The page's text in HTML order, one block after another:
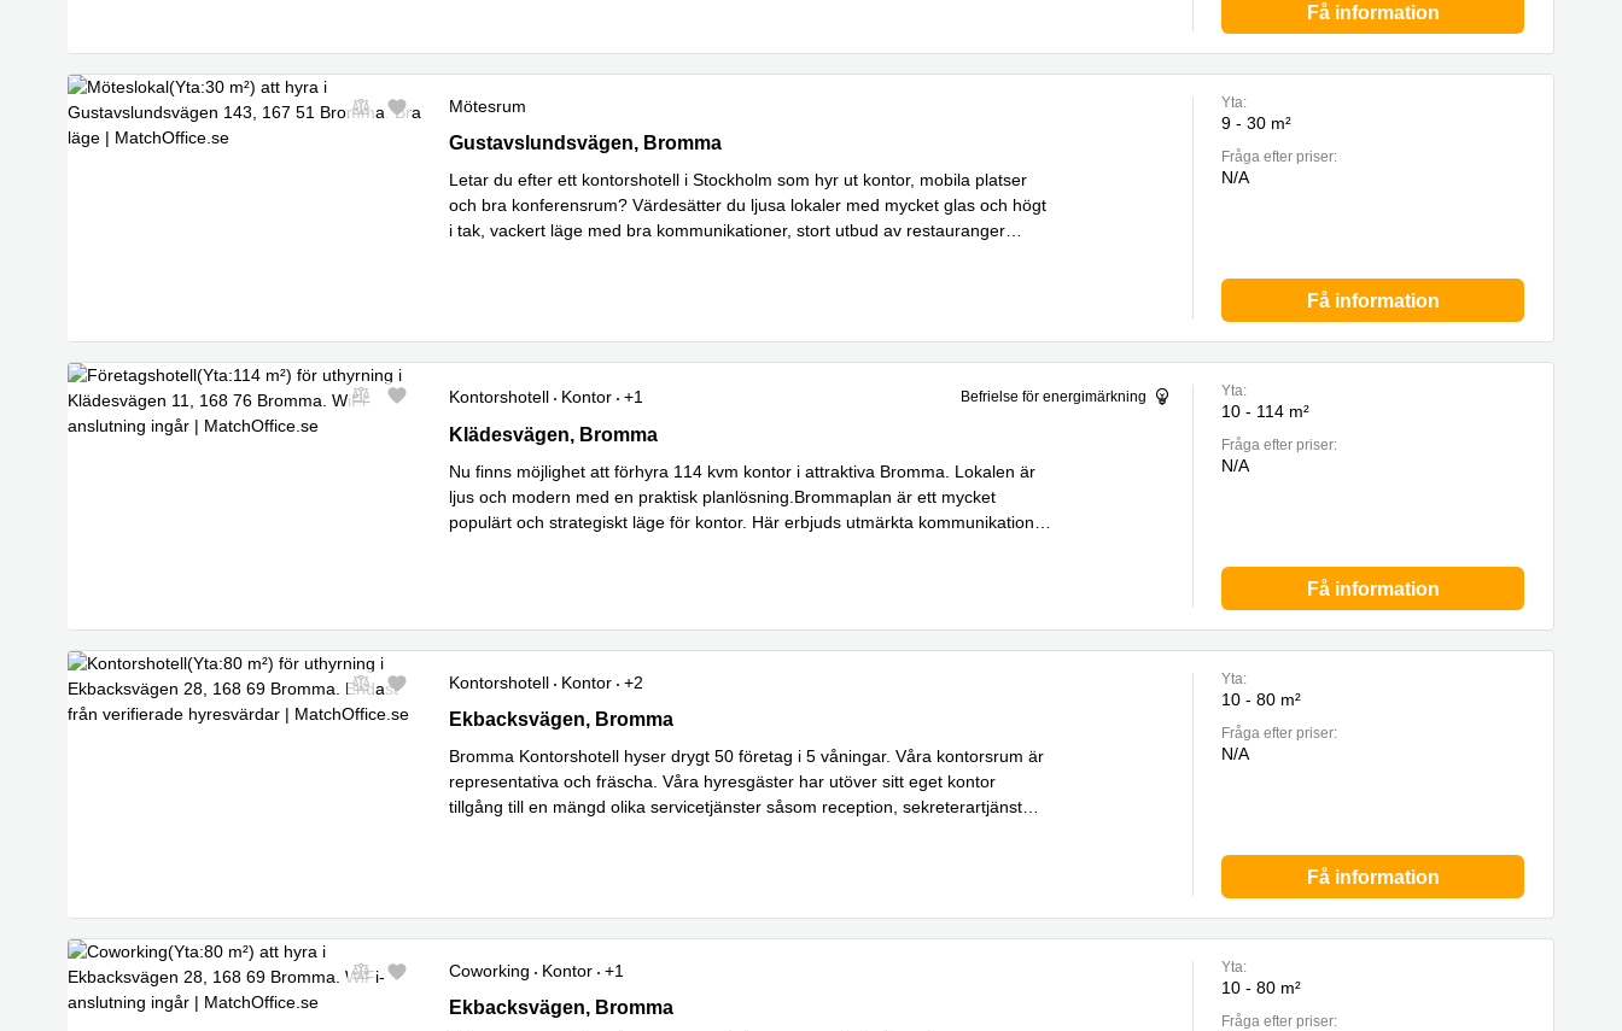
Få information
Mötesrum
Gustavslundsvägen 143, Bromma
Gustavslundsvägen, Bromma
Letar du efter ett kontorshotell i Stockholm som hyr ut kontor, mobila platser
och bra konferensrum? Värdesätter du ljusa lokaler med mycket glas och högt
i tak, vackert läge med bra kommunikationer, stort utbud av restauranger
Yta:
9 - 30 m²
Fråga efter priser:
N/A
Få information
Kontorshotell Kontor +1 Befrielse för energimärkning
Klädesvägen 11, Bromma
Klädesvägen, Bromma
Nu finns möjlighet att förhyra 114 kvm kontor i attraktiva Bromma. Lokalen är
ljus och modern med en praktisk planlösning.Brommaplan är ett mycket
populärt och strategiskt läge för kontor. Här erbjuds utmärkta kommunikationer
Yta:
10 - 114 m²
Fråga efter priser:
N/A
Få information
Kontorshotell Kontor
+2
Ekbacksvägen 28, Bromma
Ekbacksvägen, Bromma
Bromma Kontorshotell hyser drygt 50 företag i 5 våningar. Våra kontorsrum är
representativa och fräscha. Våra hyresgäster har utöver sitt eget kontor
tillgång till en mängd olika servicetjänster såsom reception, sekreterartjänst
Yta:
10 - 80 m²
Fråga efter priser:
N/A
Få information
Coworking Kontor
+1
Ekbacksvägen 28, Bromma
Ekbacksvägen, Bromma
Yta:
10 - 80 m²
Fråga efter priser: